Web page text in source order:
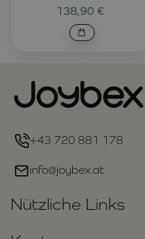
138,90 €
+43 720 881 178
info@joybex.at
Nützliche Links